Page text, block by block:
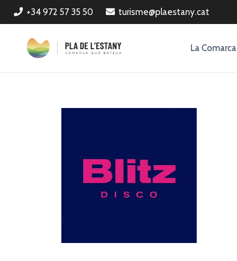
+34 972 57 35 50 turisme@plaestany.cat
La Comarca